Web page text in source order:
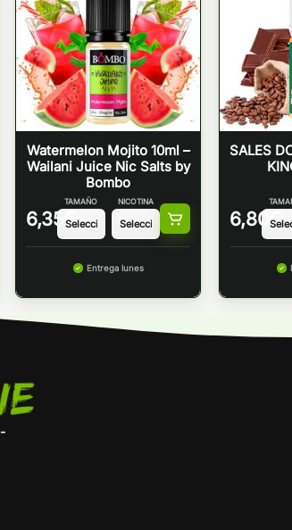
Watermelon Mojito 10ml –
Wailani Juice Nic Salts by
Bombo
6,35 €
TAMAÑO NICOTINA
Entrega lunes
SALES
6,80 €